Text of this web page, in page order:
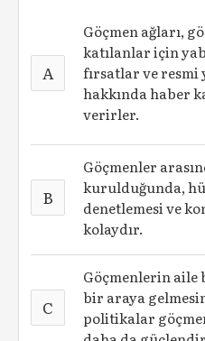
A
Göçmen ağları,
katılanlar için
fırsatlar ve resmi
hakkında haber
verirler.
B
Göçmenler
kurulduğunda,
denetlemesi ve
kolaydır.
C
Göçmenlerin
bir araya
politikalar